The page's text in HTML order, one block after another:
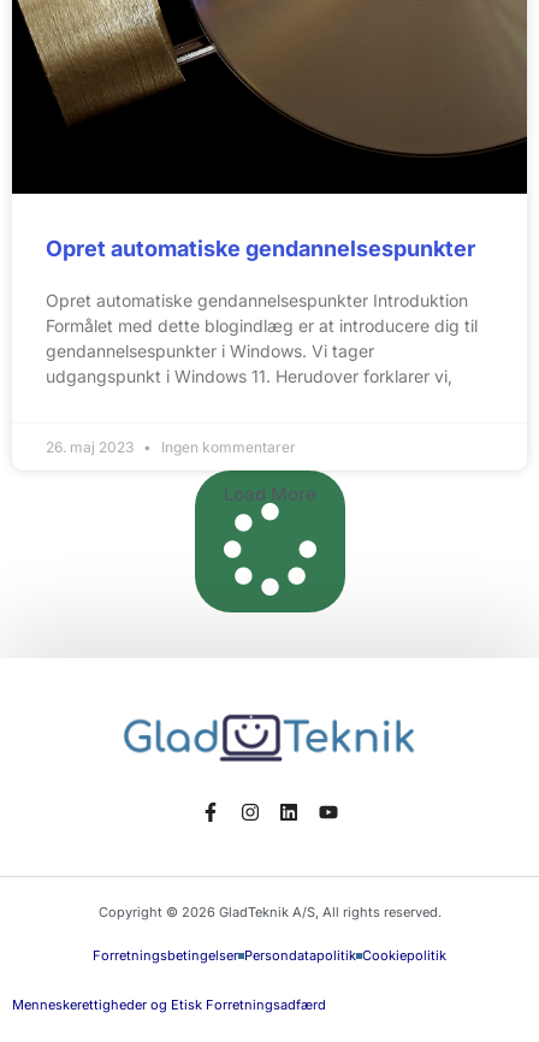
Opret automatiske gendannelsespunkter
Opret automatiske gendannelsespunkter Introduktion
Formålet med dette blogindlæg er at introducere dig til
gendannelsespunkter i Windows. Vi tager
udgangspunkt i Windows 11. Herudover forklarer vi,
26. maj 2023 Ingen kommentarer
Load More
Copyright © 2026 GladTeknik A/S, All rights reserved.
Forretningsbetingelser Persondatapolitik Cookiepolitik
Menneskerettigheder og Etisk Forretningsadfærd